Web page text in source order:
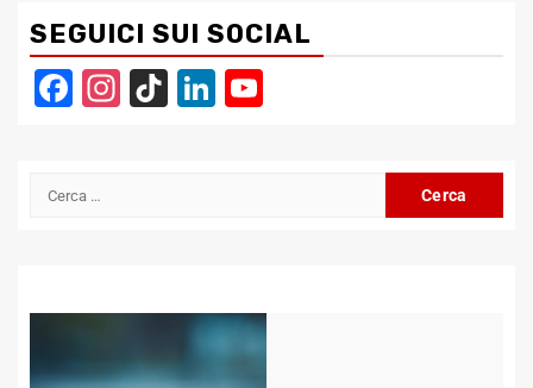
SEGUICI SUI SOCIAL
Facebook
Instagram
TikTokLinkedIn
Ricerca